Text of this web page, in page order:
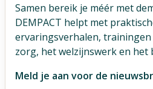
Samen bereik je méér met
DEMPACT helpt met
ervaringsverhalen,
zorg, het welzijnswerk en het
Meld je aan voor de